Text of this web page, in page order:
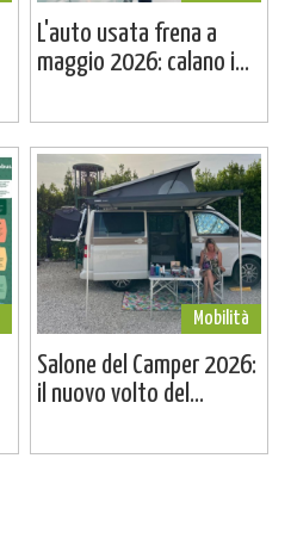
L'auto usata frena a
maggio 2026: calano i...
Mobilità
Salone del Camper 2026:
il nuovo volto del...